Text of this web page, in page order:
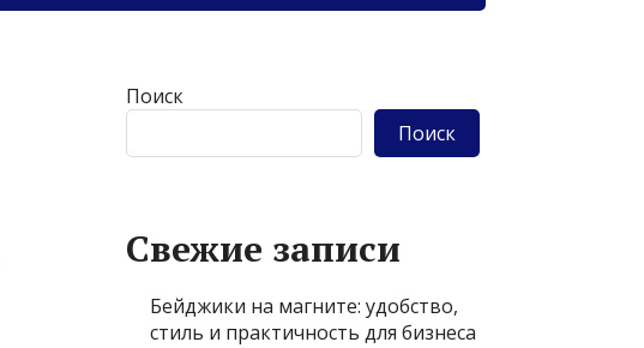
Поиск
Поиск
Свежие записи
Бейджики на магните: удобство,
стиль и практичность для бизнеса